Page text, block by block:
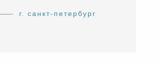
г. санкт-петербург